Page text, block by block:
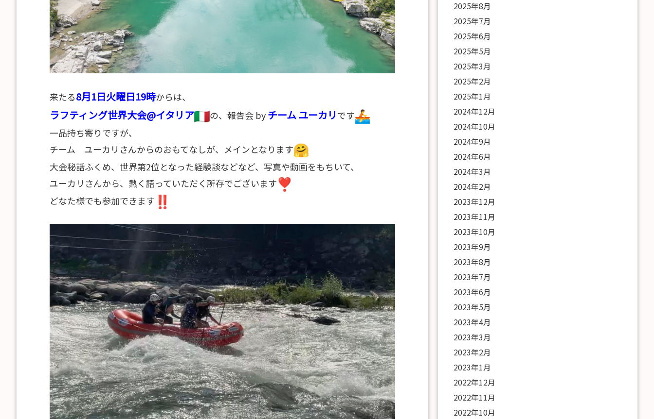
来たる8月1日火曜日19時からは、
ラフティング世界大会@イタリア の、報告会 byチーム ユーカリです
一品持ち寄りですが、
チーム ユーカリさんからのおもてなしが、メインとなります
大会秘話ふくめ、世界第2位となった経験談などなど、 写真や動画をもちいて、
ユーカリさんから、熱く語っていただく所存でございます
どなた様でも参加できます
2025年8月
2025年7月
2025年6月
2025年5月
2025年3月
2025年2月
2025年1月
2024年12月
2024年10月
2024年9月
2024年6月
2024年3月
2024年2月
2023年12月
2023年11月
2023年10月
2023年9月
2023年8月
2023年7月
2023年6月
2023年5月
2023年4月
2023年3月
2023年2月
2023年1月
2022年12月
2022年11月
2022年10月